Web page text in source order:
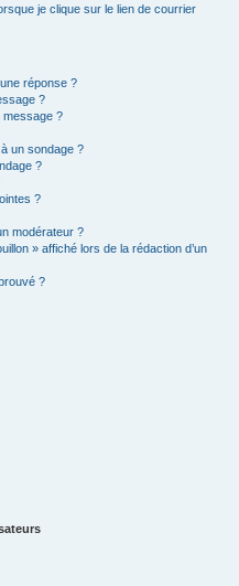
je clique sur le lien de courrier
réponse ?
?
message ?
un sondage ?
?
?
modérateur ?
» affiché lors de la rédaction d’un
?